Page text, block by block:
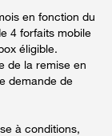
en fonction du
4 forfaits mobile
éligible.
de la remise en
demande de
à conditions,